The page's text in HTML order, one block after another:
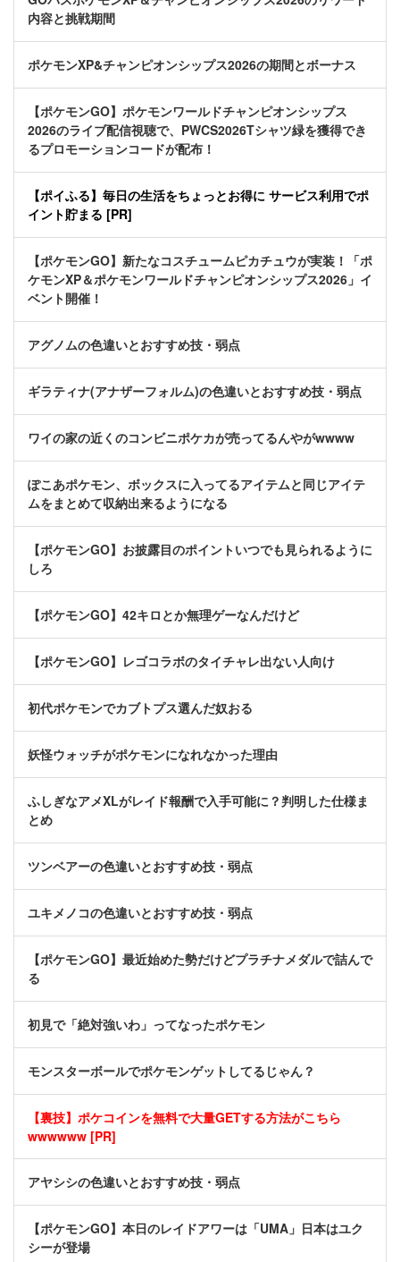
内容と挑戦期間
ポケモンXP&チャンピオンシップス2026の期間とボーナス
【ポケモンGO】ポケモンワールドチャンピオンシップス
2026のライブ配信視聴で、PWCS2026Tシャツ緑を獲得でき
るプロモーションコードが配布！
【ポイふる】毎日の生活をちょっとお得に サービス利用でポ
イント貯まる [PR]
【ポケモンGO】新たなコスチュームピカチュウが実装！「ポ
ケモンXP＆ポケモンワールドチャンピオンシップス2026」イ
ベント開催！
アグノムの色違いとおすすめ技・弱点
ギラティナ(アナザーフォルム)の色違いとおすすめ技・弱点
ワイの家の近くのコンビニポケカが売ってるんやがwwww
ぽこあポケモン、ボックスに入ってるアイテムと同じアイテ
ムをまとめて収納出来るようになる
【ポケモンGO】お披露目のポイントいつでも見られるように
しろ
【ポケモンGO】42キロとか無理ゲーなんだけど
【ポケモンGO】レゴコラボのタイチャレ出ない人向け
初代ポケモンでカブトプス選んだ奴おる
妖怪ウォッチがポケモンになれなかった理由
ふしぎなアメXLがレイド報酬で入手可能に？判明した仕様ま
とめ
ツンベアーの色違いとおすすめ技・弱点
ユキメノコの色違いとおすすめ技・弱点
【ポケモンGO】最近始めた勢だけどプラチナメダルで詰んで
る
初見で「絶対強いわ」ってなったポケモン
モンスターボールでポケモンゲットしてるじゃん？
【裏技】ポケコインを無料で大量GETする方法がこちら
wwwwww [PR]
アヤシシの色違いとおすすめ技・弱点
【ポケモンGO】本日のレイドアワーは「UMA」日本はユク
シーが登場